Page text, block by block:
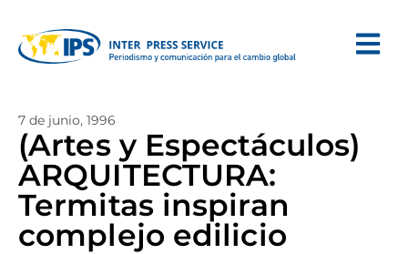
7 de junio, 1996
(Artes y Espectáculos)
ARQUITECTURA:
Termitas inspiran
complejo edilicio